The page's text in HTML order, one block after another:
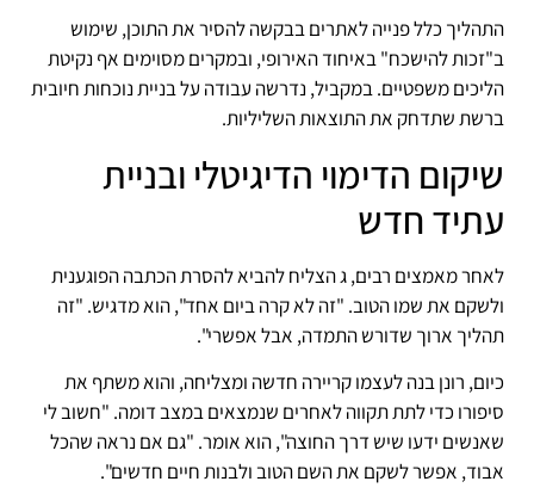
התהליך כלל פנייה לאתרים בבקשה להסיר את התוכן, שימוש
ב"זכות להישכח" באיחוד האירופי, ובמקרים מסוימים אף נקיטת
הליכים משפטיים. במקביל, נדרשה עבודה על בניית נוכחות חיובית
ברשת שתדחק את התוצאות השליליות.
שיקום הדימוי הדיגיטלי ובניית
עתיד חדש
לאחר מאמצים רבים, ג הצליח להביא להסרת הכתבה הפוגענית
ולשקם את שמו הטוב. "זה לא קרה ביום אחד", הוא מדגיש. "זה
תהליך ארוך שדורש התמדה, אבל אפשרי".
כיום, רונן בנה לעצמו קריירה חדשה ומצליחה, והוא משתף את
סיפורו כדי לתת תקווה לאחרים שנמצאים במצב דומה. "חשוב לי
שאנשים ידעו שיש דרך החוצה", הוא אומר. "גם אם נראה שהכל
אבוד, אפשר לשקם את השם הטוב ולבנות חיים חדשים".